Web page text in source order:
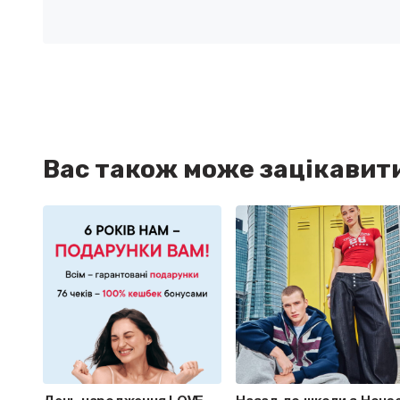
Вас також може